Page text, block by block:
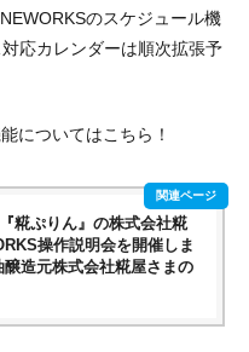
のスケジュール機
応カレンダーは順次拡張予
についてはこちら！
糀ぷりん』の株式会社糀
操作説明会を開催しま
醸造元株式会社糀屋さまの